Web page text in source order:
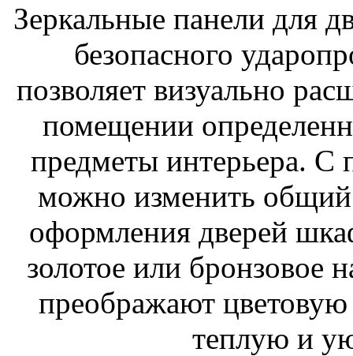
Зеркальные панели для
безопасного
позволяет визуально
помещении
предметы интерьера. С
можно изменить общий
оформления дверей
золотое или бронзовое
преображают
теплую и